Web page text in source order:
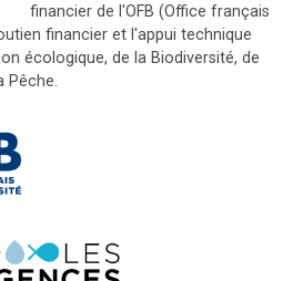
financier de l'OFB (Office français
financier et l'appui technique
écologique, de la Biodiversité, de
Pêche.